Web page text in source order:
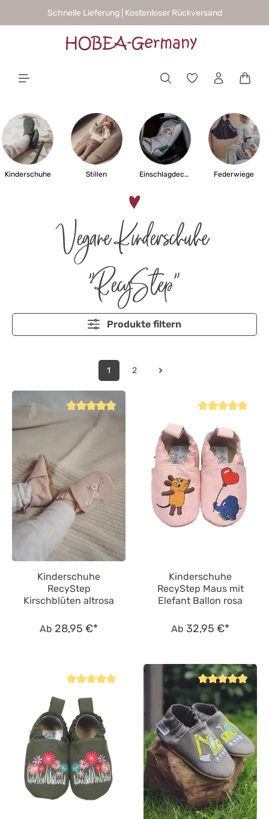
springenSchnelle Lieferung | Kostenloser Rückversand
Kinderschuhe Stillen Einschlagdecken Federwiege
Vegane Kinderschuhe
"RecyStep"
Produkte filtern
1 2
Durchschnittliche Bewertung von 4.8 von 5 Sternen
Kinderschuhe
RecyStep
Kirschblüten altrosa
Ab 28,95 €*
Kinderschuhe
RecyStep Maus mit
Elefant Ballon rosa
Ab 32,95 €*
Durchschnittliche Bewertung von 4.8 von 5 Sternen